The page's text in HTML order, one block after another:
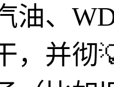
油、
，并彻